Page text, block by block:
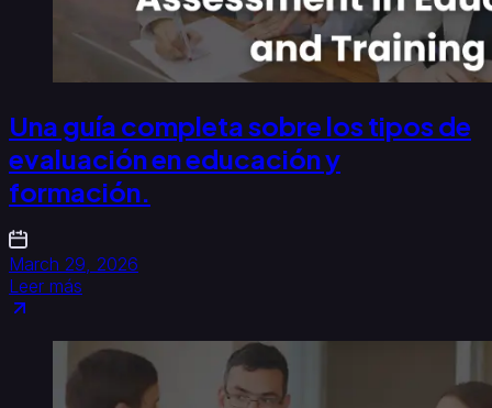
Una guía completa sobre los tipos de
evaluación en educación y
formación.
March 29, 2026
Leer más